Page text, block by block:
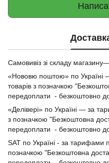
Самовивіз зі складу
«Нововю поштою» по Україні
товарів з позначкою
передоплати - безкоштовно до
«Делівері» по Україні — за
з позначкою "Безкоштовна
передоплати - безкоштовно до
SAT по Україні - за тарифами
позначкою "Безкоштовна